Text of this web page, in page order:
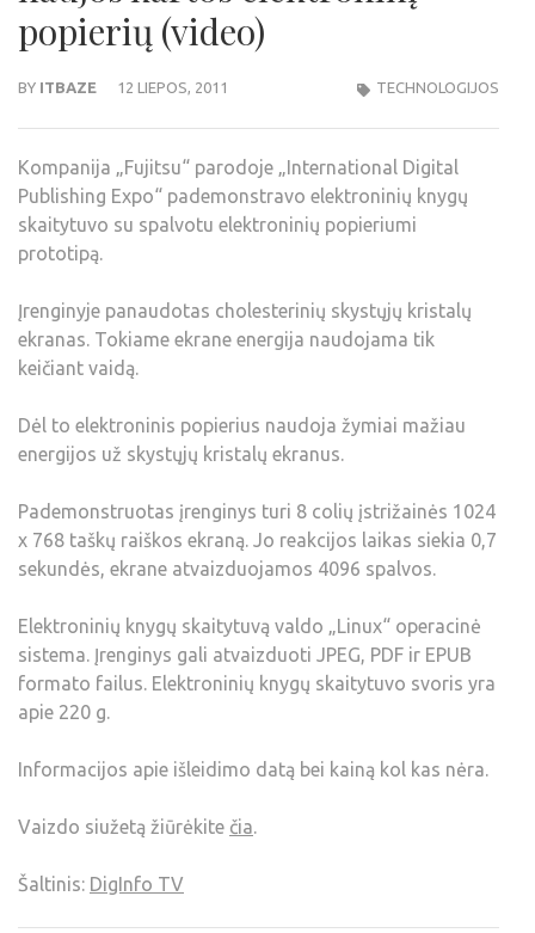
popierių (video)
BY ITBAZE 12 LIEPOS, 2011 TECHNOLOGIJOS
Kompanija „Fujitsu“ parodoje „International Digital
Publishing Expo“ pademonstravo elektroninių knygų
skaitytuvo su spalvotu elektroninių popieriumi
prototipą.
Įrenginyje panaudotas cholesterinių skystųjų kristalų
ekranas. Tokiame ekrane energija naudojama tik
keičiant vaidą.
Dėl to elektroninis popierius naudoja žymiai mažiau
energijos už skystųjų kristalų ekranus.
Pademonstruotas įrenginys turi 8 colių įstrižainės 1024
x 768 taškų raiškos ekraną. Jo reakcijos laikas siekia 0,7
sekundės, ekrane atvaizduojamos 4096 spalvos.
Elektroninių knygų skaitytuvą valdo „Linux“ operacinė
sistema. Įrenginys gali atvaizduoti JPEG, PDF ir EPUB
formato failus. Elektroninių knygų skaitytuvo svoris yra
apie 220 g.
Informacijos apie išleidimo datą bei kainą kol kas nėra.
Vaizdo siužetą žiūrėkite čia.
Šaltinis: DigInfo TV